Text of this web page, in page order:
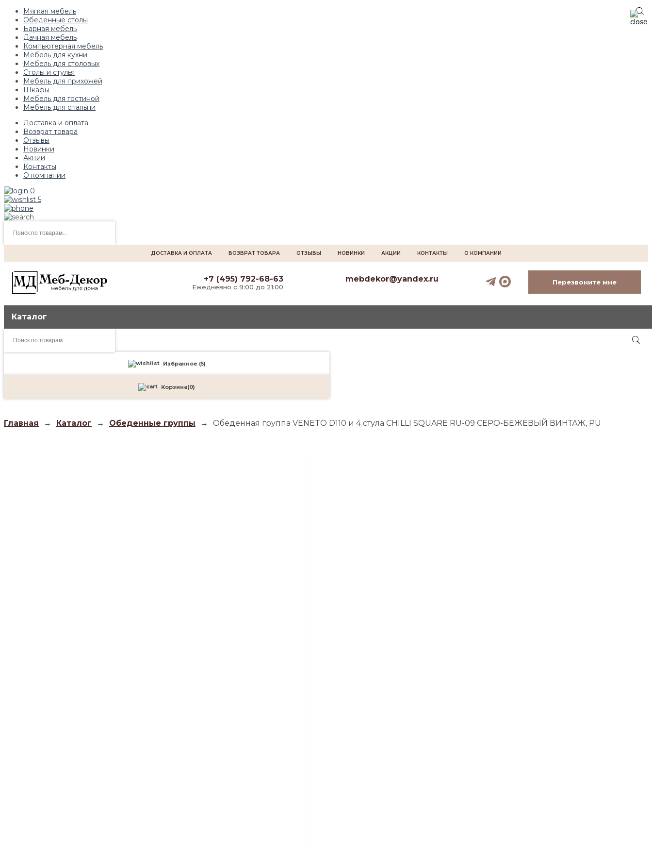
Мягкая мебель
Обеденные столы
Барная мебель
Дачная мебель
Компьютерная мебель
Мебель для кухни
Мебель для столовых
Столы и стулья
Мебель для прихожей
Шкафы
Мебель для гостиной
Мебель для спальни
Доставка и оплата
Возврат товара
Отзывы
Новинки
Акции
Контакты
О компании
0
5
товаров
ДОСТАВКА И ОПЛАТА ВОЗВРАТ ТОВАРА ОТЗЫВЫ НОВИНКИ АКЦИИ КОНТАКТЫ О КОМПАНИИ
+7 (495) 792-68-63
Ежедневно с 9:00 до 21:00
mebdekor@yandex.ru Перезвоните мне
Каталог
товаров
Избранное (5)
Корзина(0)
Главная → Каталог → Обеденные группы → Обеденная группа VENETO D110 и 4 стула CHILLI SQUARE RU-09 СЕРО-БЕЖЕВЫЙ ВИНТАЖ, PU